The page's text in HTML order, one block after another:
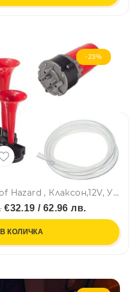
-23%
Тромба Мелодия Dukes of Hazard , Клаксон,12V, Универсална, С Компресор
€32.19 / 62.96 лв.
КОЛИЧКА